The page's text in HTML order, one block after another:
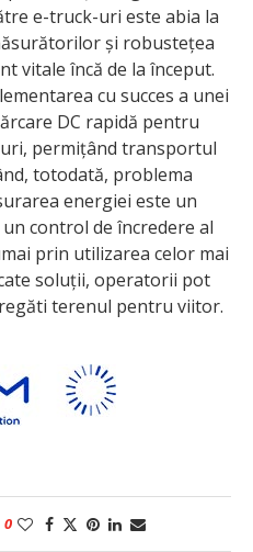
e-truck-uri este abia la
și robustețea
vitale încă de la început.
cu succes a unei
DC rapidă pentru
permițând transportul
totodată, problema
energiei este un
control de încredere al
prin utilizarea celor mai
soluții, operatorii pot
terenul pentru viitor.
0